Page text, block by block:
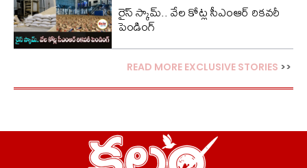
రైస్ స్కామ్.. వేల కోట్ల‌ సీఎంఆర్ రికవరీ
పెండింగ్
READ MORE EXCLUSIVE STORIES >>